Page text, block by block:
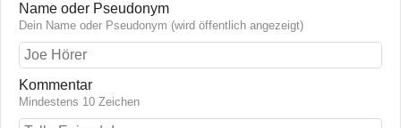
Name oder Pseudonym
Dein Name oder Pseudonym (wird öffentlich angezeigt)
Kommentar
Mindestens 10 Zeichen